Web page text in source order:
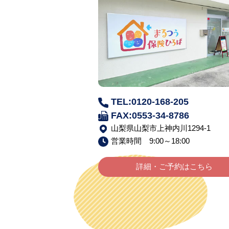
TEL:0120-168-205
FAX:0553-34-8786
山梨県山梨市上神内川1294-1
営業時間 9:00～18:00
詳細・ご予約はこちら